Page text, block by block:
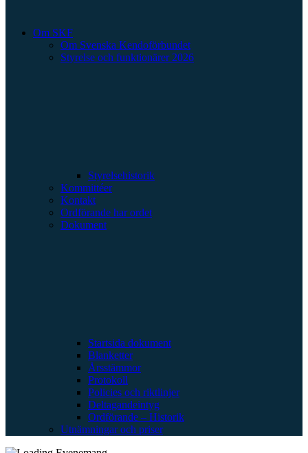
Om SKF
Om Svenska Kendoförbundet
Styrelse och funktionärer 2026
Styrelsehistorik
Kommittéer
Kontakt
Ordförande har ordet
Dokument
Startsida dokument
Blanketter
Årsstämmor
Protokoll
Policies och riktlinjer
Deltagandeintyg
Ordförande – Historik
Utnämningar och priser